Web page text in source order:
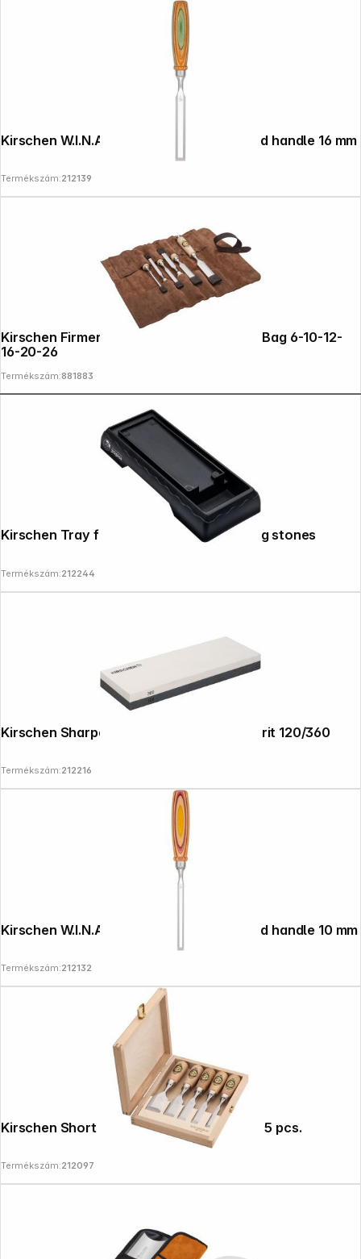
Kirschen W.I.N.A.C. Chisel with skateboard handle 16 mm
Termékszám:212139
Kirschen Firmer Chisel Set 6pcs. Leather Bag 6-10-12-
16-20-26
Termékszám:881883
Kirschen Tray for grinding and sharpening stones
Termékszám:212244
Kirschen Sharpening and Dressing Set, Grit 120/360
Termékszám:212216
Kirschen W.I.N.A.C. Chisel with skateboard handle 10 mm
Termékszám:212132
Kirschen Short chisel set in wooden box, 5 pcs.
Termékszám:212097